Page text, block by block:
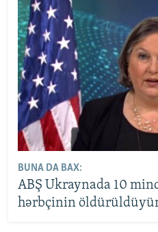
BUNA DA BAX:
ABŞ Ukraynada 10
hərbçinin